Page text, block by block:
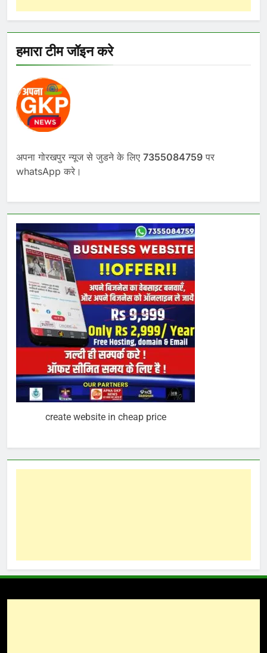
हमारा टीम जॉइन करे
अपना गोरखपुर न्यूज से जुडने के लिए 7355084759 पर
whatsApp करे।
create website in cheap price